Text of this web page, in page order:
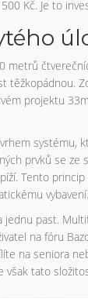
Kč. Je to
metrů
těžkopádnou.
projektu
systému,
prvků se
Tento
vybavení.
jednu past.
na fóru
na seniora
však tato